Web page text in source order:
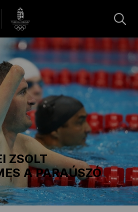
2028
ZSOLT
A PARAÚSZÓ